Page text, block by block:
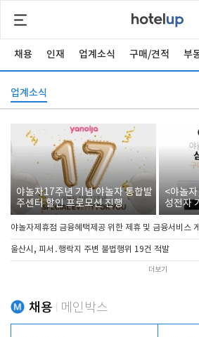
채용 인재 업계소식 구매/견적 부
업계소식
야놀자17주년 기념 야놀자 통합발
주센터 할인 프로모션 진행
<야놀
성전자
야놀자제휴점 금융혜택제공 위한 제휴 및 금융서비스
울산시, 피서․행락지 주변 불법행위 19건 적발
더보기
채용 메인박스